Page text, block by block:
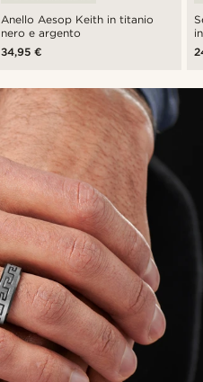
Anello Aesop Keith in titanio
nero e argento
34,95 €